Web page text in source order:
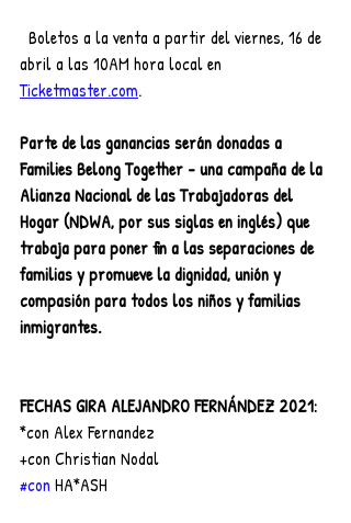
Boletos a la venta a partir del viernes, 16 de
abril a las 10AM hora local en
Ticketmaster.com.
Parte de las ganancias serán donadas a
Families Belong Together - una campaña de la
Alianza Nacional de las Trabajadoras del
Hogar (NDWA, por sus siglas en inglés) que
trabaja para poner fin a las separaciones de
familias y promueve la dignidad, unión y
compasión para todos los niños y familias
inmigrantes.
FECHAS GIRA ALEJANDRO FERNÁNDEZ 2021:
*con Alex Fernandez
+con Christian Nodal
#con HA*ASH